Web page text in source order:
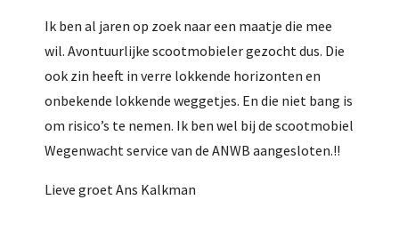
Ik ben al jaren op zoek naar een maatje die mee
wil. Avontuurlijke scootmobieler gezocht dus. Die
ook zin heeft in verre lokkende horizonten en
onbekende lokkende weggetjes. En die niet bang is
om risico’s te nemen. Ik ben wel bij de scootmobiel
Wegenwacht service van de ANWB aangesloten.!!
Lieve groet Ans Kalkman